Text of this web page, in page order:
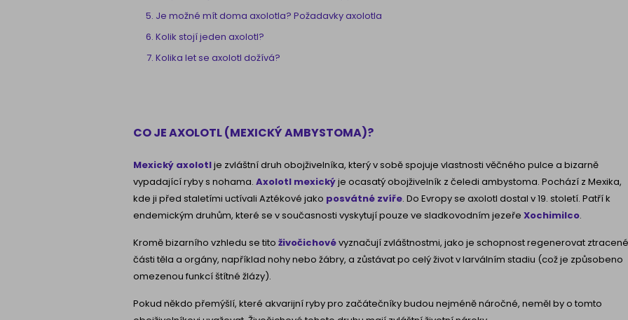
Je možné mít doma axolotla? Požadavky axolotla
Kolik stojí jeden axolotl?
Kolika let se axolotl dožívá?
CO JE AXOLOTL (MEXICKÝ AMBYSTOMA)?
Mexický axolotlje zvláštní druh obojživelníka, který v sobě spojuje vlastnosti věčného pulce a bizarně
vypadajícíryby s nohama. Axolotl mexickýje ocasatý obojživelník z čeledi ambystoma. Pochází z Mexika,
kde ji před staletími uctívali Aztékové jako posvátné zvíře. Do Evropy se axolotl dostal v 19. století. Patří k
endemickým druhům, které se v současnosti vyskytují pouze ve sladkovodním jezeře Xochimilco.
Kromě bizarního vzhledu se tito živočichovévyznačují zvláštnostmi, jako je schopnost regenerovat ztracené
části těla a orgány, například nohy nebo žábry, a zůstávat po celý život v larválním stadiu (což je způsobeno
omezenou funkcí štítné žlázy).
Pokud někdo přemýšlí, které akvarijní ryby pro začátečníky budou nejméně náročné, neměl by o tomto